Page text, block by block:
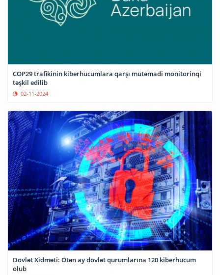
COP29 trafikinin kiberhücumlara qarşı mütəmadi monitorinqi
təşkil edilib
02-11-2024
Dövlət Xidməti: Ötən ay dövlət qurumlarına 120 kiberhücum
olub